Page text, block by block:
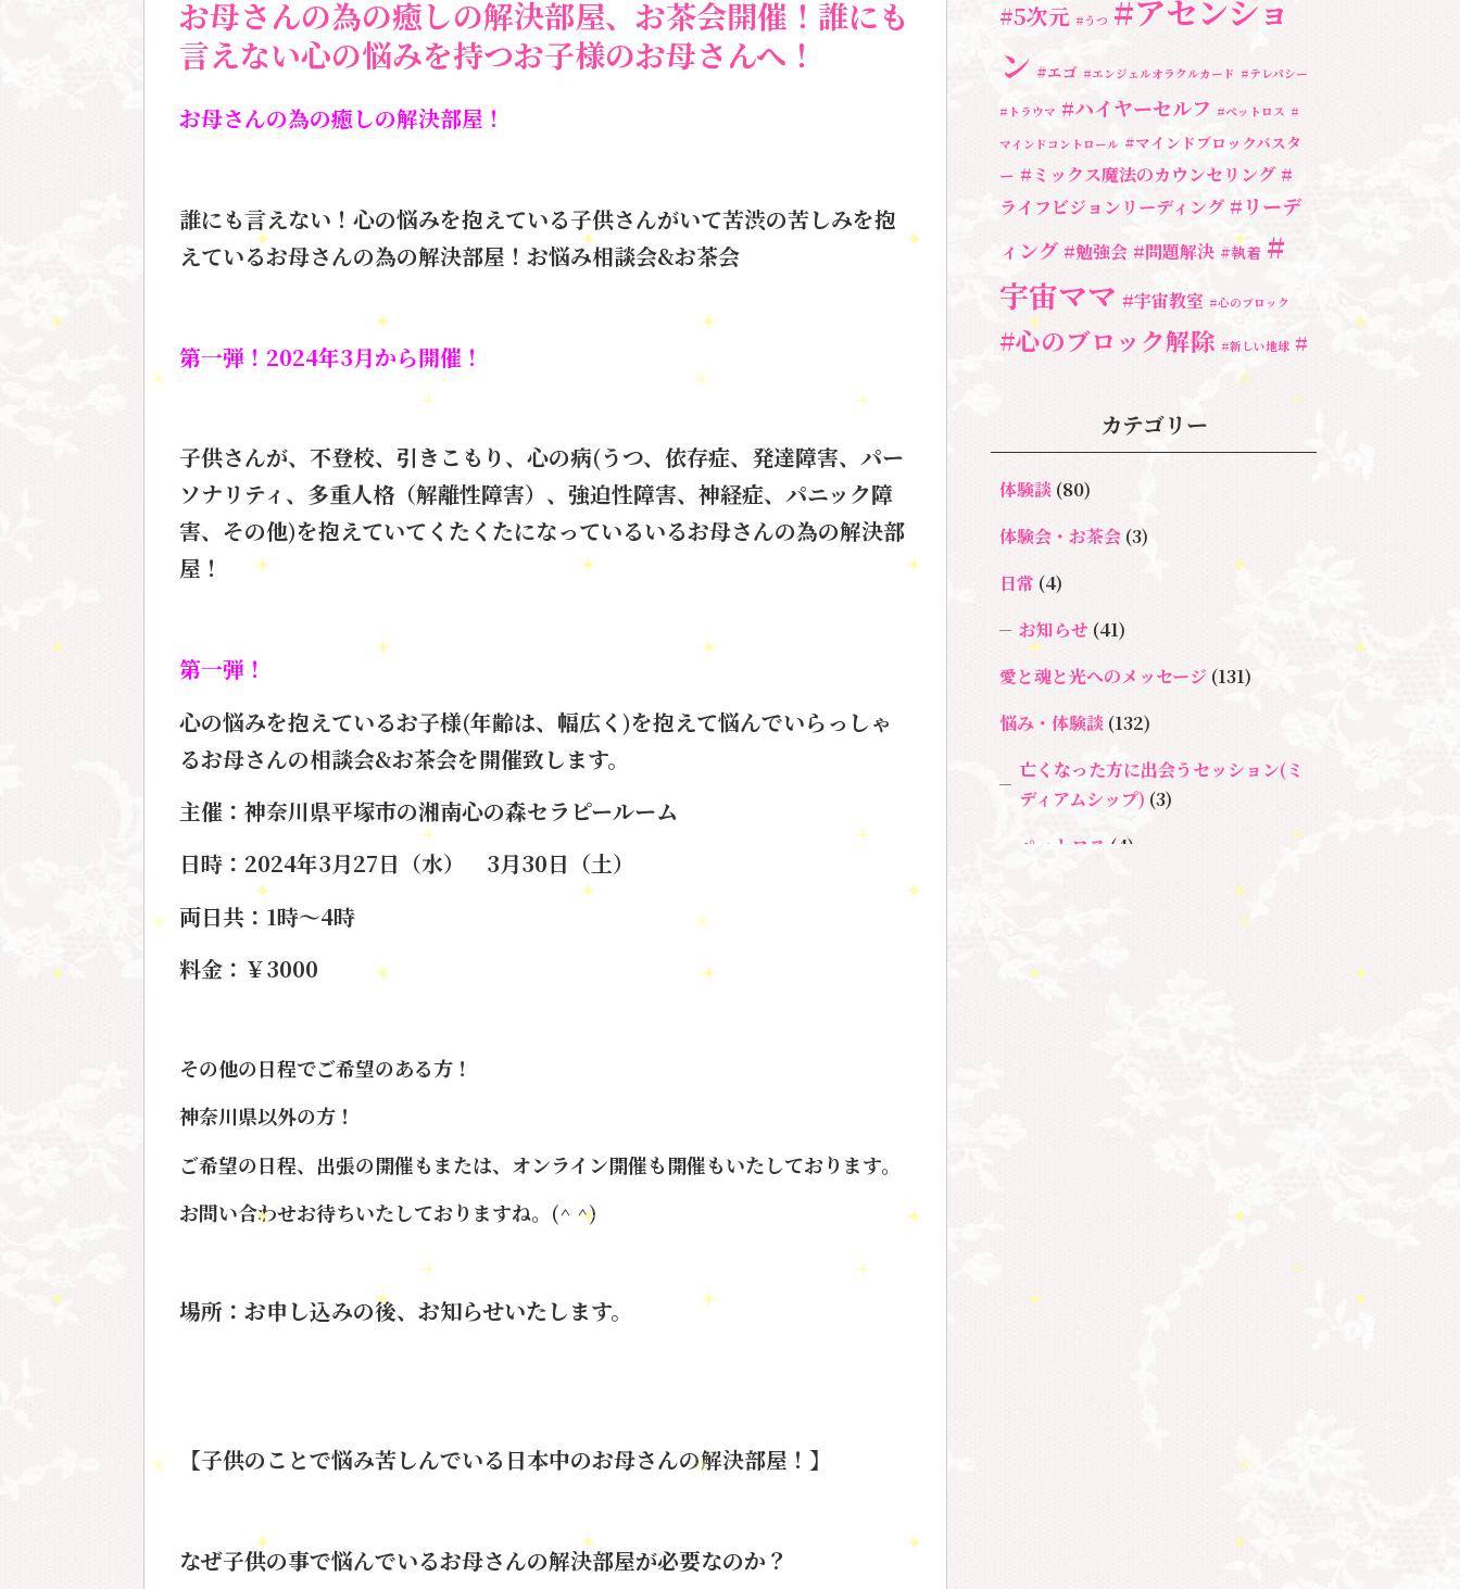
お母さんの為の癒しの解決部屋、お茶会開催！誰にも
言えない心の悩みを持つお子様のお母さんへ！
お母さんの為の癒しの解決部屋！
誰にも言えない！心の悩みを抱えている子供さんがいて苦渋の苦しみを抱
えているお母さんの為の解決部屋！お悩み相談会&お茶会
第一弾！2024年3月から開催！
子供さんが、不登校、引きこもり、心の病(うつ、依存症、発達障害、パー
ソナリティ、多重人格（解離性障害）、強迫性障害、神経症、パニック障
害、その他)を抱えていてくたくたになっているいるお母さんの為の解決部
屋！
第一弾！
心の悩みを抱えているお子様(年齢は、幅広く)を抱えて悩んでいらっしゃ
るお母さんの相談会&お茶会を開催致します。
主催：神奈川県平塚市の湘南心の森セラピールーム
日時： 2024年3月27日（水） 3月30日（土）
両日共：1時〜4時
料金：￥3000
その他の日程でご希望のある方！
神奈川県以外の方！
ご希望の日程、出張の開催もまたは、オンライン開催も開催もいたしております。
お問い合わせお待ちいたしておりますね。(^ ^)
場所：お申し込みの後、お知らせいたします。
【子供のことで悩み苦しんでいる日本中のお母さんの解決部屋！】
なぜ子供の事で悩んでいるお母さんの解決部屋が必要なのか？
#5次元 #うつ #アセンショ
ン #エゴ #エンジェルオラクルカード #テレパシー
#トラウマ #ハイヤーセルフ #ペットロス #
マインドコントロール #マインドブロックバスタ
ー #ミックス魔法のカウンセリング #
ライフビジョンリーディング #リーデ
ィング #勉強会 #問題解決 #執着 #
宇宙ママ #宇宙教室 #心のブロック
#心のブロック解除 #新しい地球 #
#統合のワー
#自分と向き合う #自分軸
#親子のトラウマ
奇跡
新着情報 魂
カード ＃ハイヤーセルフ
インドブロックバスター
マインドブロックバスタ
ー養成講座 ＃マタニティーセラピー
イトワーカー ＃宇宙ママももこ
カテゴリー
体験談 (80)
体験会・お茶会 (3)
日常 (4)
お知らせ(41)
愛と魂と光へのメッセージ (131)
悩み・体験談 (132)
亡くなった方に出会うセッション(ミ
ディアムシップ) (3)
ペットロス (4)
勉強会・セミナー